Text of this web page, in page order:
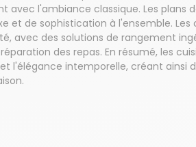
avec l'ambiance classique. Les plans
et de sophistication à l'ensemble.
avec des solutions de rangement
des repas. En résumé, les
l'élégance intemporelle, créant ainsi